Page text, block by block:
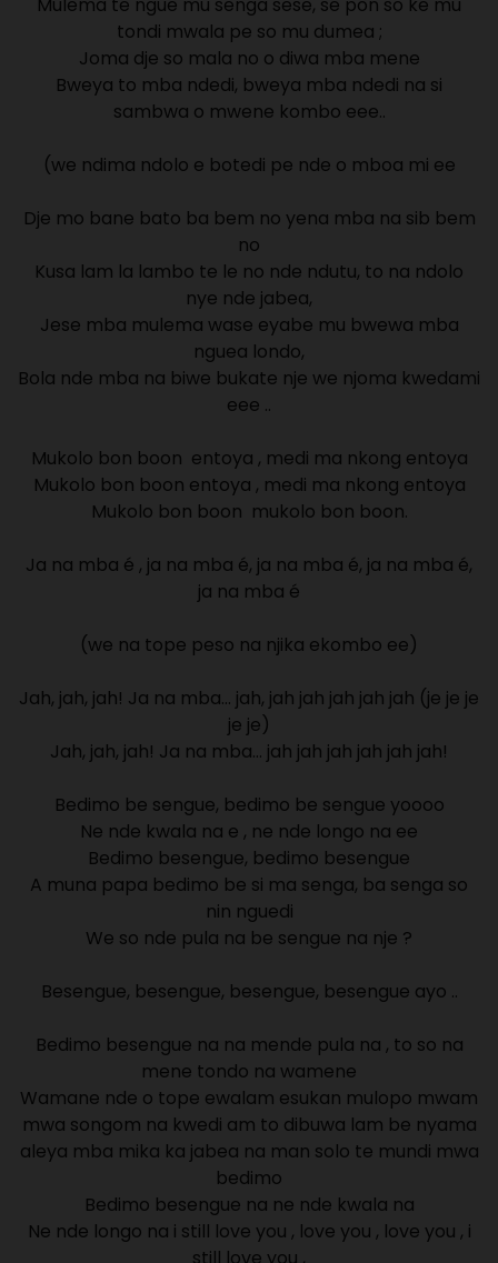
tondi mwala pe so mu dumea ;
Joma dje so mala no o diwa mba mene
Bweya to mba ndedi, bweya mba ndedi na si
sambwa o mwene kombo eee..
(we ndima ndolo e botedi pe nde o mboa mi ee
Dje mo bane bato ba bem no yena mba na sib bem
no
Kusa lam la lambo te le no nde ndutu, to na ndolo
nye nde jabea,
Jese mba mulema wase eyabe mu bwewa mba
nguea londo,
Bola nde mba na biwe bukate nje we njoma kwedami
eee ..
Mukolo bon boon entoya , medi ma nkong entoya
Mukolo bon boon entoya , medi ma nkong entoya
Mukolo bon boon mukolo bon boon.
Ja na mba é , ja na mba é, ja na mba é, ja na mba é,
ja na mba é
(we na tope peso na njika ekombo ee)
Jah, jah, jah! Ja na mba… jah, jah jah jah jah jah (je je je
je je)
Jah, jah, jah! Ja na mba… jah jah jah jah jah jah!
Bedimo be sengue, bedimo be sengue yoooo
Ne nde kwala na e , ne nde longo na ee
Bedimo besengue, bedimo besengue
A muna papa bedimo be si ma senga, ba senga so
nin nguedi
We so nde pula na be sengue na nje ?
Besengue, besengue, besengue, besengue ayo ..
Bedimo besengue na na mende pula na , to so na
mene tondo na wamene
Wamane nde o tope ewalam esukan mulopo mwam
mwa songom na kwedi am to dibuwa lam be nyama
aleya mba mika ka jabea na man solo te mundi mwa
bedimo
Bedimo besengue na ne nde kwala na
Ne nde longo na i still love you , love you , love you , i